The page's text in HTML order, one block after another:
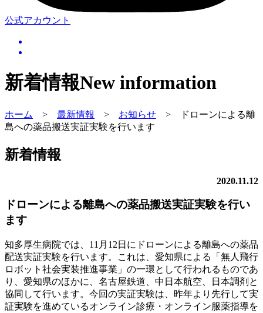
公式アカウント
新着情報New information
ホーム > 最新情報 > お知らせ >
ドローンによる離
島への薬品搬送実証実験を行います
新着情報
2020.11.12
ドローンによる離島への薬品搬送実証実験を行い
ます
知多厚生病院では、11月12日にドローンによる離島への薬品
配送実証実験を行います。これは、愛知県による「無人飛行
ロボット社会実装推進事業」の一環として行われるものであ
り、愛知県のほかに、名古屋鉄道、中日本航空、日本調剤と
協同して行います。今回の実証実験は、昨年より先行して実
証実験を進めているオンライン診療・オンライン服薬指導を